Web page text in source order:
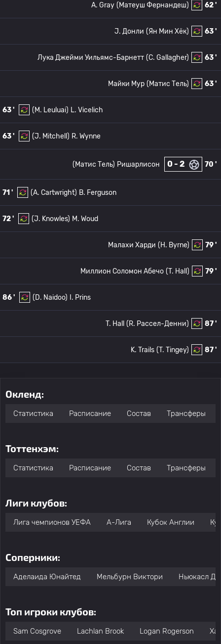
62 '
(Матеуш Фернандеш)
A. Gray
63 '
(Ян Мин Хёк)
J. Донли
63 '
(C. Gallagher)
Лука Джейми Уильямс-Барнетт
63 '
(Матис Тель)
Майки Мур
63 ' (M. Leuluai) L. Vicelich
63 ' (J. Mitchell) R. Wynne
70 '
0 - 2
Ришарлисон
(Матис Тель)
71 ' (A. Cartwright) B. Ferguson
72 ' (J. Knowles) M. Woud
79 '
(H. Byrne)
Малахи Харди
79 '
(T. Hall)
Миллион Соломон Абечо
86 ' (D. Naidoo) I. Prins
87 '
(R. Рассел-Денни)
T. Hall
87 '
(T. Tingey)
K. Trails
Окленд:
Статистика Расписание Состав Трансферы
Тоттенхэм:
Статистика Расписание Состав Трансферы
Лиги клубов:
Лига чемпионов УЕФА А-Лига Кубок Англии
Соперники:
Аделаида Юнайтед Мельбурн Виктори Ньюкасл
Топ игроки клубов:
Sam Cosgrove Lachlan Brook Logan Rogerson